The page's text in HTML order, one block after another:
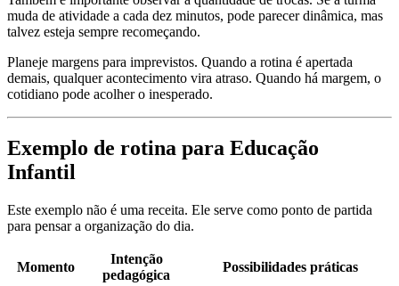
muda de atividade a cada dez minutos, pode parecer dinâmica, mas
talvez esteja sempre recomeçando.
Planeje margens para imprevistos. Quando a rotina é apertada
demais, qualquer acontecimento vira atraso. Quando há margem, o
cotidiano pode acolher o inesperado.
Exemplo de rotina para Educação
Infantil
Este exemplo não é uma receita. Ele serve como ponto de partida
para pensar a organização do dia.
Momento
Intenção
pedagógica
Possibilidades práticas